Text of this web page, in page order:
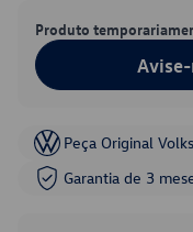
Produto
Peça Original
Garantia de 3